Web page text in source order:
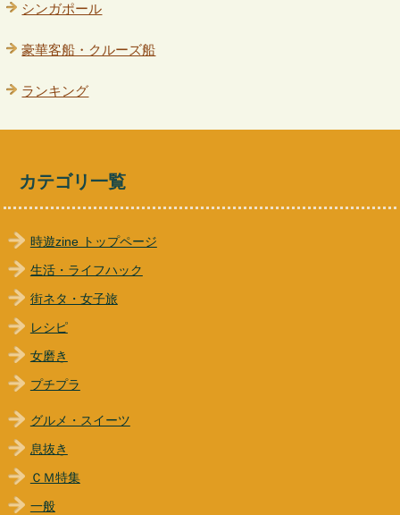
シンガポール
豪華客船・クルーズ船
ランキング
カテゴリ一覧
時遊zine トップページ
生活・ライフハック
街ネタ・女子旅
レシピ
女磨き
プチプラ
グルメ・スイーツ
息抜き
ＣＭ特集
一般